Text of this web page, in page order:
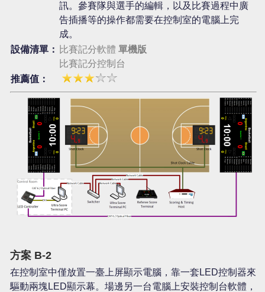
訊。參賽隊與選手的編輯，以及比賽過程中廣
告插播等的操作都需要在控制室的電腦上完
成。
設備清單：
比賽記分軟體 單機版
比賽記分控制台
推薦值：
方案 B-2
在控制室中僅放置一臺上屏顯示電腦，靠一套LED控制器來
驅動兩塊LED顯示幕。場邊另一台電腦上安裝控制台軟體，